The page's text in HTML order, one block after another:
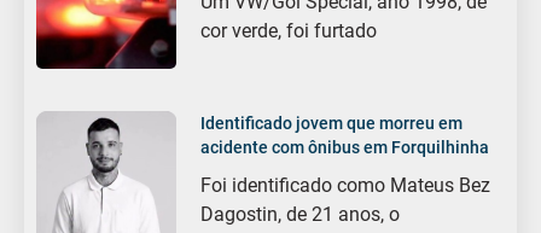
cor verde, foi furtado
Identificado jovem que morreu em
acidente com ônibus em Forquilhinha
Foi identificado como Mateus Bez
Dagostin, de 21 anos, o